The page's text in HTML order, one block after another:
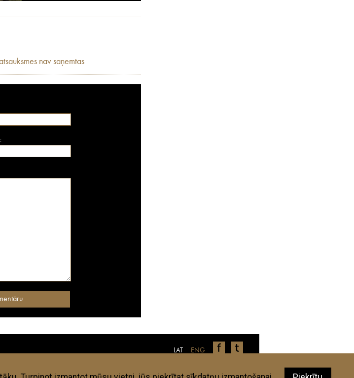
nav saņemtas
ENG
LAT
anothertravelguide.lv apkopotās adreses – viesnīcas, restorāni, veikali u.c., ir autoru